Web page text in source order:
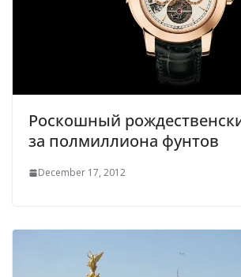
Роскошный
за полмиллиона фунтов
December 17, 2012